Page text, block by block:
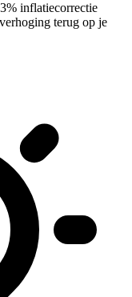
inflatiecorrectie
terug op je